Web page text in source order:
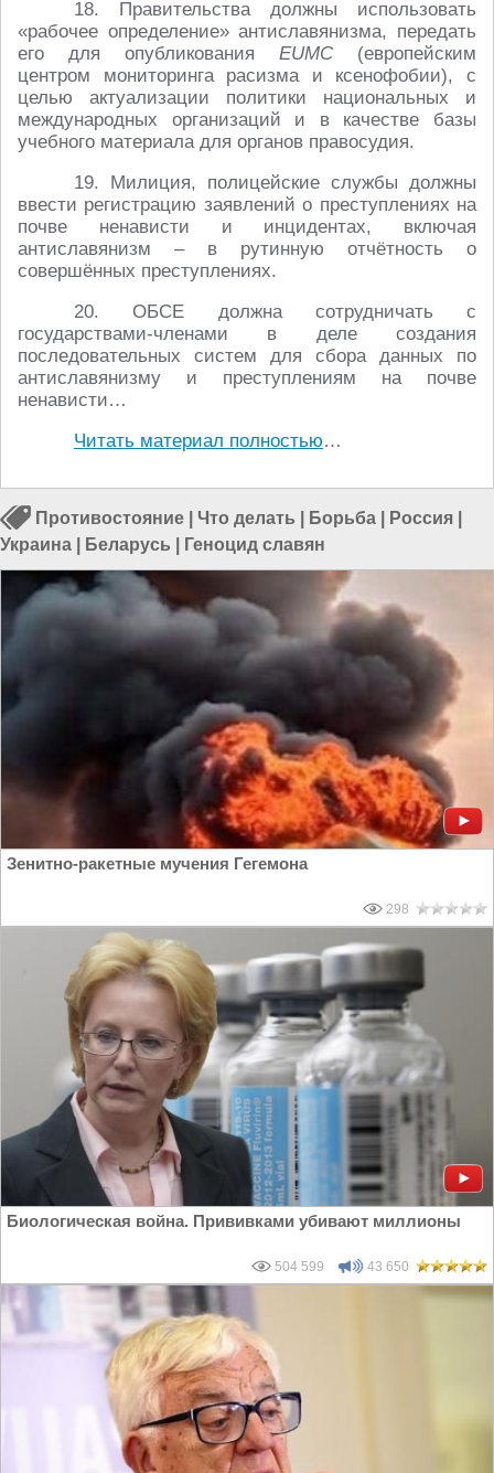
18. Правительства должны использовать
«рабочее определение» антиславянизма, передать
его для опубликования EUMC (европейским
центром мониторинга расизма и ксенофобии), с
целью актуализации политики национальных и
международных организаций и в качестве базы
учебного материала для органов правосудия.
19. Милиция, полицейские службы должны
ввести регистрацию заявлений о преступлениях на
почве ненависти и инцидентах, включая
антиславянизм – в рутинную отчётность о
совершённых преступлениях.
20. ОБСЕ должна сотрудничать с
государствами-членами в деле создания
последовательных систем для сбора данных по
антиславянизму и преступлениям на почве
ненависти…
Читать материал полностью…
Противостояние Что делать Борьба Россия
Украина
Беларусь Геноцид славян
Зенитно-ракетные мучения Гегемона
298
Биологическая война. Прививками убивают миллионы
504 599 43 650